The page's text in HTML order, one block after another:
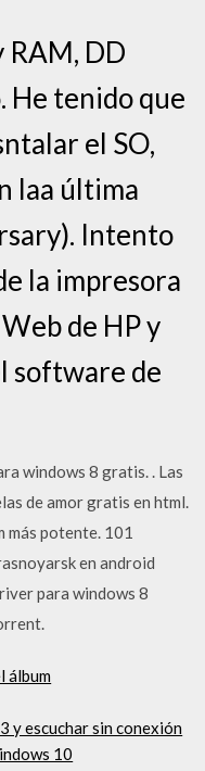
RAM, DD
He tenido que
el SO,
laa última
Intento
la impresora
de HP y
software de
windows 8 gratis. . Las
de amor gratis en html.
más potente. 101
en android
para windows 8
álbum
y escuchar sin conexión
10